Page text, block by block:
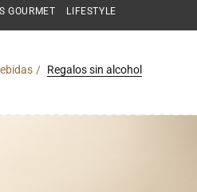
GOURMET LIFESTYLE
Regalos sin alcohol